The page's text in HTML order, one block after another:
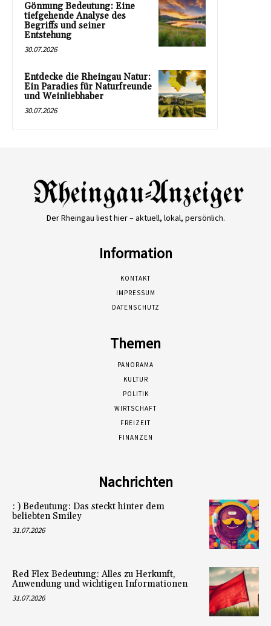
Gönnung Bedeutung: Eine
tiefgehende Analyse des
Begriffs und seiner
Entstehung
30.07.2026
Entdecke die Rheingau Natur:
Ein Paradies für Naturfreunde
und Weinliebhaber
30.07.2026
Der Rheingau liest hier – aktuell, lokal, persönlich.
Information
KONTAKT
IMPRESSUM
DATENSCHUTZ
Themen
PANORAMA
KULTUR
POLITIK
WIRTSCHAFT
FREIZEIT
FINANZEN
Nachrichten
: ) Bedeutung: Das steckt hinter dem
beliebten Smiley
31.07.2026
Red Flex Bedeutung: Alles zu Herkunft,
Anwendung und wichtigen Informationen
31.07.2026